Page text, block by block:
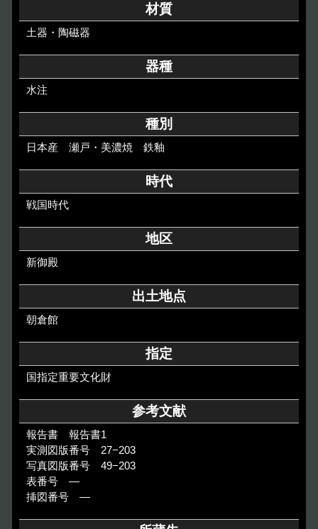
イベント
デジタルアーカイブ Digital Archive
材質
土器・陶磁器
器種
水注
種別
日本産 瀬戸・美濃焼 鉄釉
時代
戦国時代
地区
新御殿
出土地点
朝倉館
指定
国指定重要文化財
参考文献
報告書 報告書1
実測図版番号 27−203
写真図版番号 49−203
表番号 ―
挿図番号 ―